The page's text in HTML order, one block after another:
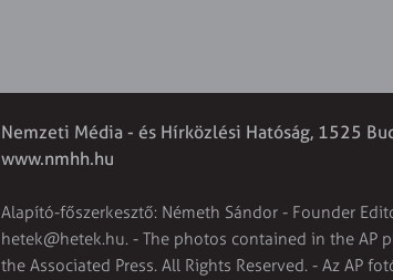
Nemzeti Média - és Hírközlési Hatóság, 1525
www.nmhh.hu
Alapító-főszerkesztő: Németh Sándor - Founder
hetek@hetek.hu. - The photos contained in the
the Associated Press. All Rights Reserved. - Az AP